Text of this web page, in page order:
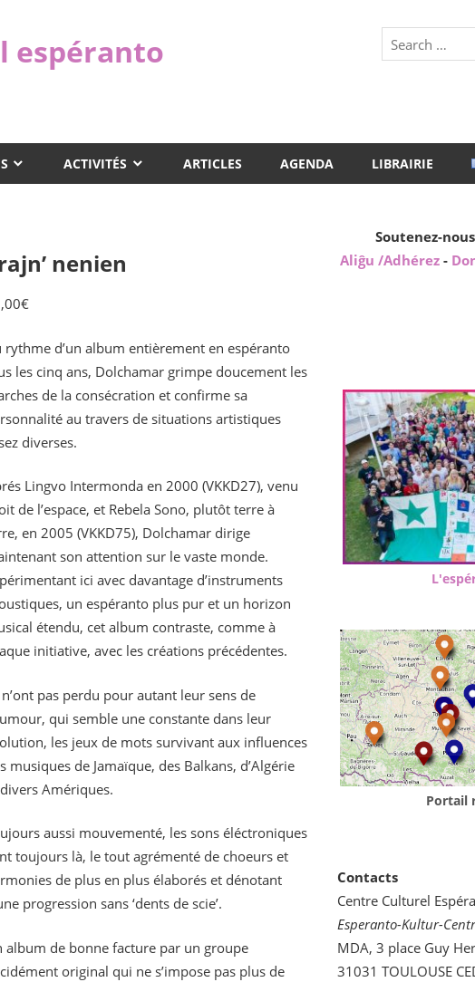
espéranto
ACTIVITÉS ARTICLES AGENDA LIBRAIRIE
nenien
€
rythme d’un album entièrement en espéranto
les cinq ans, Dolchamar grimpe doucement les
de la consécration et confirme sa
au travers de situations artistiques
diverses.
Lingvo Intermonda en 2000 (VKKD27), venu
de l’espace, et Rebela Sono, plutôt terre à
en 2005 (VKKD75), Dolchamar dirige
son attention sur le vaste monde.
ici avec davantage d’instruments
un espéranto plus pur et un horizon
étendu, cet album contraste, comme à
initiative, avec les créations précédentes.
pas perdu pour autant leur sens de
qui semble une constante dans leur
les jeux de mots survivant aux influences
musiques de Jamaïque, des Balkans, d’Algérie
Amériques.
aussi mouvementé, les sons éléctroniques
toujours là, le tout agrémenté de choeurs et
de plus en plus élaborés et dénotant
progression sans ‘dents de scie’.
album de bonne facture par un groupe
original qui ne s’impose pas plus de
Soutenez-
Aliĝu /Adhérez -
Portail
Contacts
Centre Culturel
Esperanto-Kultur-
MDA, 3 place Guy
31031 TOULOUSE